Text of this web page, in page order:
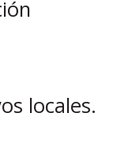
locales.